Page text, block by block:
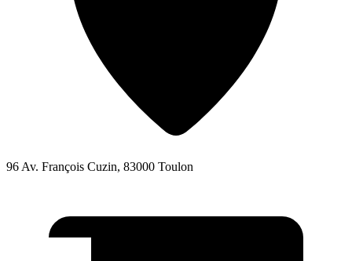
96 Av. François Cuzin, 83000 Toulon